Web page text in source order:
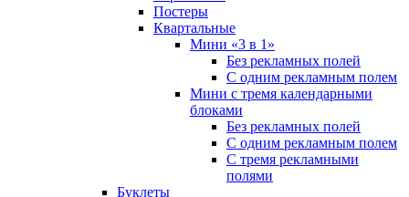
Постеры
Квартальные
Мини «3 в 1»
Без рекламных полей
С одним рекламным полем
Мини с тремя календарными
блоками
Без рекламных полей
С одним рекламным полем
С тремя рекламными
полями
Буклеты